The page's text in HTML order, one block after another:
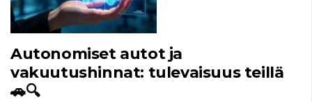
Autonomiset autot ja
vakuutushinnat: tulevaisuus teillä
🚗🔍